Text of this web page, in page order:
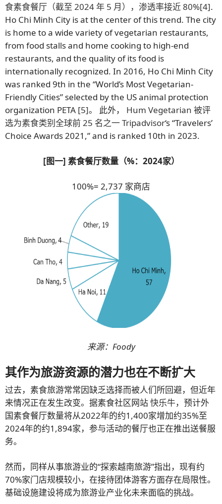
食素食餐厅（截至 2024 年 5 月），渗透率接近 80%[4].
Ho Chi Minh City is at the center of this trend. The city
is home to a wide variety of vegetarian restaurants,
from food stalls and home cooking to high-end
restaurants, and the quality of its food is
internationally recognized. In 2016, Ho Chi Minh City
was ranked 9th in the “World’s Most Vegetarian-
Friendly Cities” selected by the US animal protection
organization PETA [5]。 此外， Hum Vegetarian 被评
选为素食类别全球前 25 名之一Tripadvisor‘s “Travelers’
Choice Awards 2021,” and is ranked 10th in 2023.
[图一] 素食餐厅数量（%：2024家）
100%= 2,737 家商店
来源：Foody
其作为旅游资源的潜力也在不断扩大
过去，素食旅游常常因缺乏选择而被人们所回避，但近年
来情况正在发生改变。据素食社区网站快乐牛，预计外
国素食餐厅数量将从2022年的约1,400家增加约35%至
2024年的约1,894家，参与活动的餐厅也正在推出送餐服
务。
然而，同样从事旅游业的“探索越南旅游”指出，现有约
70%家门店规模较小，在接待团体游客方面存在局限性。
基础设施建设将成为旅游业产业化未来面临的挑战。